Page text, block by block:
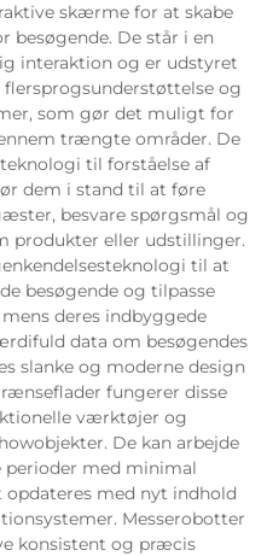
skærme for at skabe
besøgende. De står i en
interaktion og er udstyret
og
som gør det muligt for
trængte områder. De
til forståelse af
dem i stand til at føre
besvare spørgsmål og
produkter eller udstillinger.
til at
besøgende og tilpasse
deres indbyggede
data om besøgendes
slanke og moderne design
fungerer disse
værktøjer og
De kan arbejde
med minimal
med nyt indhold
Messerobotter
konsistent og præcis